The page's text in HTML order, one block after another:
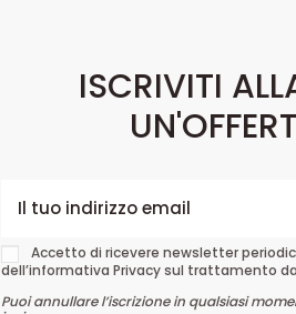
ISCRIVITI
Accetto di ricevere newsletter
dell’informativa Privacy sul trattamento
Puoi annullare l’iscrizione in qualsiasi